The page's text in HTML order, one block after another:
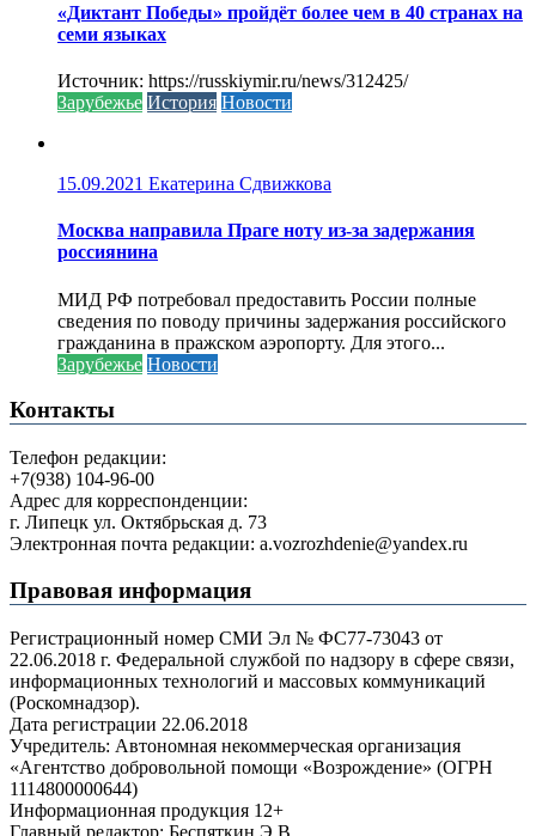
«Диктант Победы» пройдёт более чем в 40 странах на
семи языках
Источник: https://russkiymir.ru/news/312425/
Зарубежье История Новости
15.09.2021 Екатерина Сдвижкова
Москва направила Праге ноту из-за задержания
россиянина
МИД РФ потребовал предоставить России полные
сведения по поводу причины задержания российского
гражданина в пражском аэропорту. Для этого...
Зарубежье Новости
Контакты
Телефон редакции:
+7(938) 104-96-00
Адрес для корреспонденции:
г. Липецк ул. Октябрьская д. 73
Электронная почта редакции: a.vozrozhdenie@yandex.ru
Правовая информация
Регистрационный номер СМИ Эл № ФС77-73043 от
22.06.2018 г. Федеральной службой по надзору в сфере связи,
информационных технологий и массовых коммуникаций
(Роскомнадзор).
Дата регистрации 22.06.2018
Учредитель: Автономная некоммерческая организация
«Агентство добровольной помощи «Возрождение» (ОГРН
1114800000644)
Информационная продукция 12+
Главный редактор: Беспяткин Э.В.